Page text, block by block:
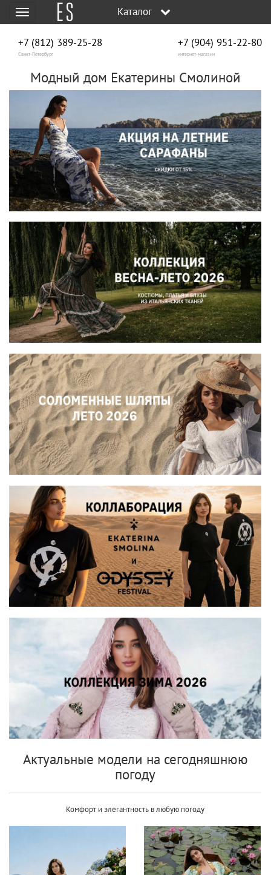
Меню Каталог
+7 (812) 389-25-28
Санкт-Петербург
+7 (904) 951‑22‑80
интернет-магазин
Модный дом Екатерины Смолиной
Актуальные модели на сегодняшнюю
погоду
Комфорт и элегантность в любую погоду